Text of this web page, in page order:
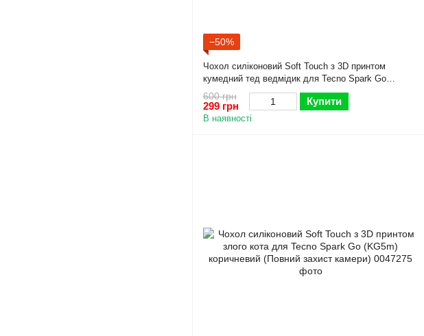
−50%
Чохол силіконовий Soft Touch з 3D принтом
кумедний тед ведмідик для Tecno Spark Go
(KG5m) бордовий (Повний захист камери)
600 грн
299 грн Купити
В наявності